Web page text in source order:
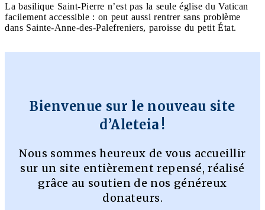
La basilique Saint-Pierre n’est pas la seule église du Vatican
facilement accessible : on peut aussi rentrer sans problème
dans Sainte-Anne-des-Palefreniers, paroisse du petit État.
Bienvenue sur le nouveau site
d’Aleteia !
Nous sommes heureux de vous accueillir
sur un site entièrement repensé, réalisé
grâce au soutien de nos généreux
donateurs.